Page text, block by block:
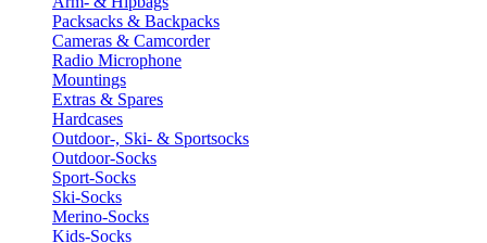
Packsacks & Backpacks
Cameras & Camcorder
Radio Microphone
Mountings
Extras & Spares
Hardcases
Outdoor-, Ski- & Sportsocks
Outdoor-Socks
Sport-Socks
Ski-Socks
Merino-Socks
Kids-Socks